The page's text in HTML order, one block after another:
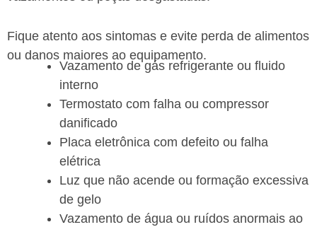
Fique atento aos sintomas e evite perda de alimentos
ou danos maiores ao equipamento.
Vazamento de gás refrigerante ou fluido
interno
Termostato com falha ou compressor
danificado
Placa eletrônica com defeito ou falha
elétrica
Luz que não acende ou formação excessiva
de gelo
Vazamento de água ou ruídos anormais ao